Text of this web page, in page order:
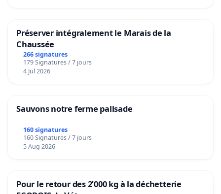
Préserver intégralement le Marais de la
Chaussée
266 signatures
179 Signatures / 7 jours
4 Jul 2026
Sauvons notre ferme pallsade
160 signatures
160 Signatures / 7 jours
5 Aug 2026
Pour le retour des 2’000 kg à la déchetterie